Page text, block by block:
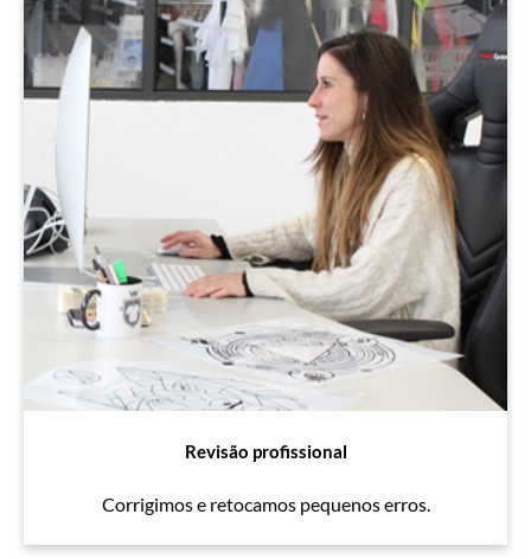
Revisão profissional
Corrigimos e retocamos pequenos erros.